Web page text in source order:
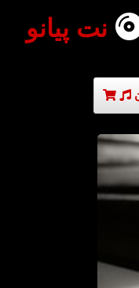
نت پیانو